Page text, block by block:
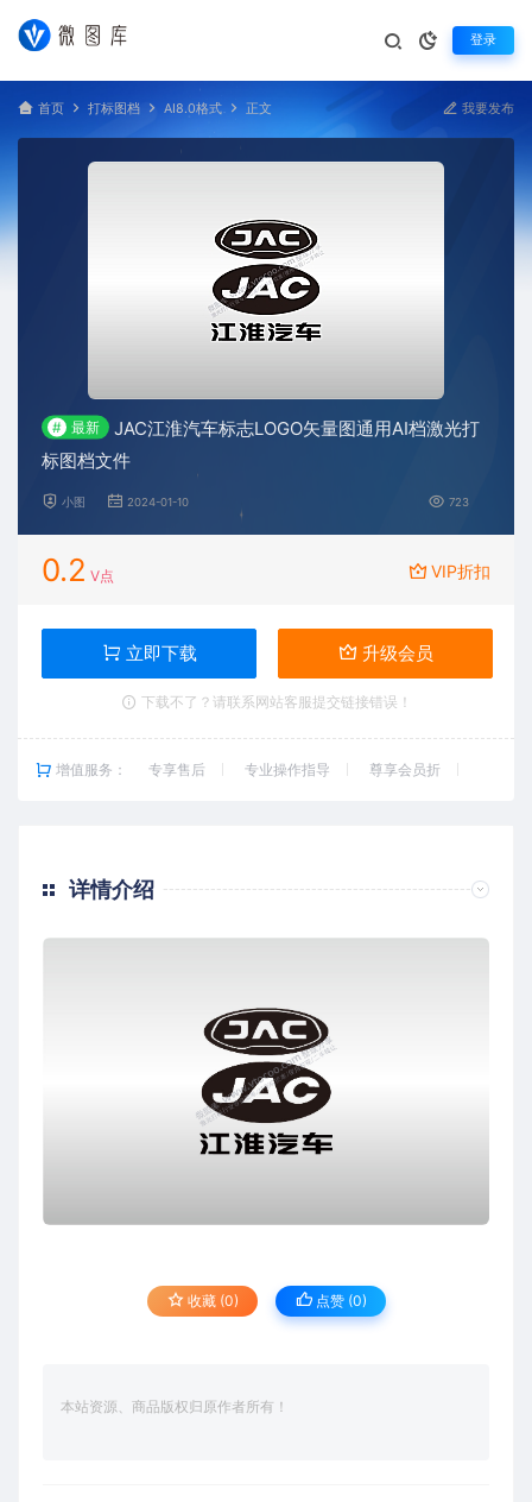
登录
首页 打标图档 AI8.0格式 正文 我要发布
# 最新
JAC江淮汽车标志LOGO矢量图通用AI档激光打
标图档文件
小图 2024-01-10 723
0.2 V点 VIP折扣
立即下载 升级会员
下载不了？请联系网站客服提交链接错误！
增值服务： 专享售后 专业操作指导 尊享会员折
详情介绍
收藏 (0) 点赞 (0)
本站资源、商品版权归原作者所有！